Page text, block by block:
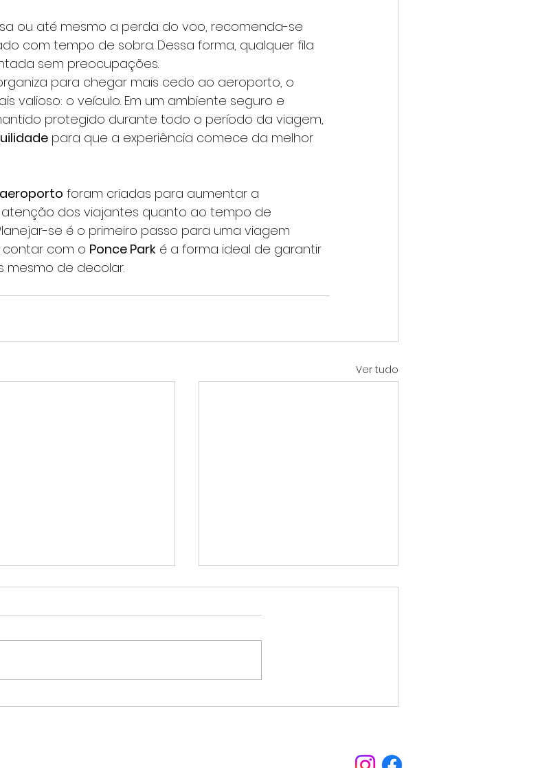
ou até mesmo a perda do voo, recomenda-se
com tempo de sobra. Dessa forma, qualquer fila
sem preocupações.
para chegar mais cedo ao aeroporto, o
valioso: o veículo. Em um ambiente seguro e
protegido durante todo o período da viagem,
para que a experiência comece da melhor
foram criadas para aumentar a
atenção dos viajantes quanto ao tempo de
se é o primeiro passo para uma viagem
contar com o Ponce Park é a forma ideal de garantir
de decolar.
Ver tudo
Vai pegar estrada para